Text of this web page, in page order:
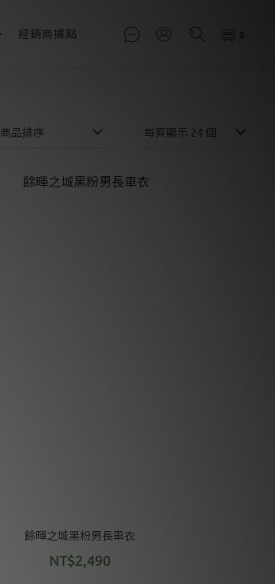
經銷商據點
商品排序 每頁顯示 24 個
餘暉之城黑粉男長車衣
NT$2,490